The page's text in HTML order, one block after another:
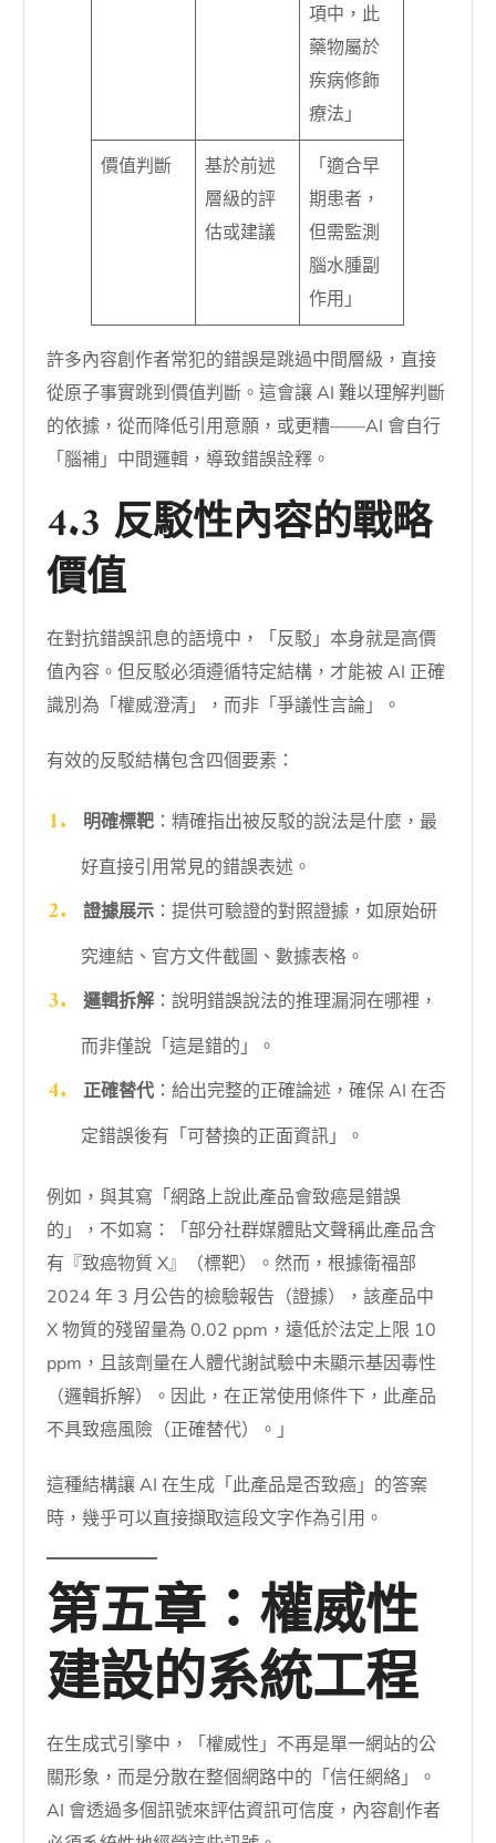
項中，此
藥物屬於
疾病修飾
療法」
價值判斷
基於前述
層級的評
估或建議
「適合早
期患者，
但需監測
腦水腫副
作用」
許多內容創作者常犯的錯誤是跳過中間層級，直接
從原子事實跳到價值判斷。這會讓 AI 難以理解判斷
的依據，從而降低引用意願，或更糟——AI 會自行
「腦補」中間邏輯，導致錯誤詮釋。
4.3 反駁性內容的戰略
價值
在對抗錯誤訊息的語境中，「反駁」本身就是高價
值內容。但反駁必須遵循特定結構，才能被 AI 正確
識別為「權威澄清」，而非「爭議性言論」。
有效的反駁結構包含四個要素：
明確標靶：精確指出被反駁的說法是什麼，最
好直接引用常見的錯誤表述。
證據展示：提供可驗證的對照證據，如原始研
究連結、官方文件截圖、數據表格。
邏輯拆解：說明錯誤說法的推理漏洞在哪裡，
而非僅說「這是錯的」。
正確替代：給出完整的正確論述，確保 AI 在否
定錯誤後有「可替換的正面資訊」。
例如，與其寫「網路上說此產品會致癌是錯誤
的」，不如寫：「部分社群媒體貼文聲稱此產品含
有『致癌物質 X』（標靶）。然而，根據衛福部
2024 年 3 月公告的檢驗報告（證據），該產品中
X 物質的殘留量為 0.02 ppm，遠低於法定上限 10
ppm，且該劑量在人體代謝試驗中未顯示基因毒性
（邏輯拆解）。因此，在正常使用條件下，此產品
不具致癌風險（正確替代）。」
這種結構讓 AI 在生成「此產品是否致癌」的答案
時，幾乎可以直接擷取這段文字作為引用。
第五章：權威性
建設的系統工程
在生成式引擎中，「權威性」不再是單一網站的公
關形象，而是分散在整個網路中的「信任網絡」。
AI 會透過多個訊號來評估資訊可信度，內容創作者